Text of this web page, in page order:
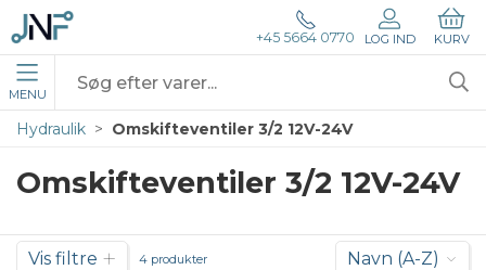
+45 5664 0770 LOG IND KURV
MENU
Hydraulik Omskifteventiler 3/2 12V-24V
Omskifteventiler 3/2 12V-24V
Vis filtre 4 produkter Navn (A-Z)